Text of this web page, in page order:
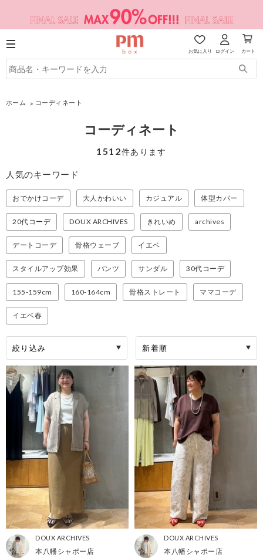
お気に入り ログイン カート
ホーム コーディネート
コーディネート
1512件あります
人気のキーワード
おでかけコーデ 大人かわいい カジュアル 体型カバー
20代コーデ DOUX ARCHIVES きれいめ archives
デートコーデ 骨格ウェーブ イエベ
スタイルアップ効果 パンツ サンダル 30代コーデ
155-159cm 160-164cm 骨格ストレート ママコーデ
イエベ春
絞り込み
DOUX ARCHIVES
本八幡シャポー店
DOUX ARCHIVES
本八幡シャポー店